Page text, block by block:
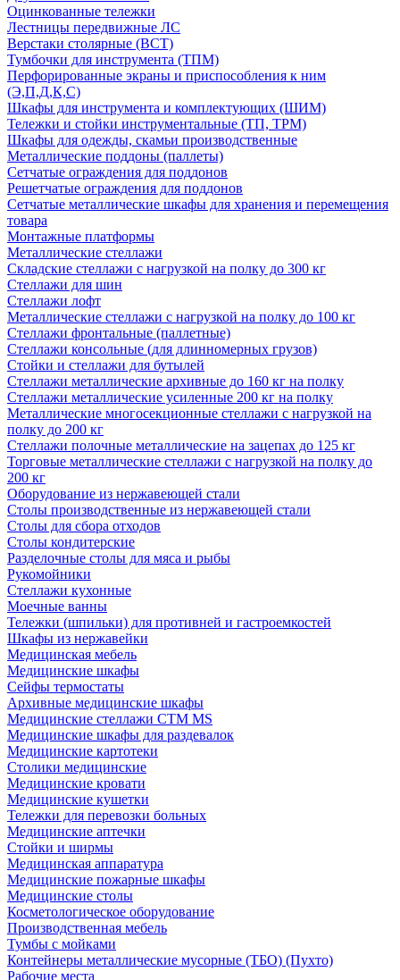
Оцинкованные тележки
Лестницы передвижные ЛС
Верстаки столярные (ВСТ)
Тумбочки для инструмента (ТПМ)
Перфорированные экраны и приспособления к ним
(Э,П,Д,К,С)
Шкафы для инструмента и комплектующих (ШИМ)
Тележки и стойки инструментальные (ТП, ТРМ)
Шкафы для одежды, скамьи производственные
Металлические поддоны (паллеты)
Сетчатые ограждения для поддонов
Решетчатые ограждения для поддонов
Сетчатые металлические шкафы для хранения и перемещения
товара
Монтажные платформы
Металлические стеллажи
Складские стеллажи с нагрузкой на полку до 300 кг
Стеллажи для шин
Стеллажи лофт
Металлические стеллажи с нагрузкой на полку до 100 кг
Стеллажи фронтальные (паллетные)
Стеллажи консольные (для длинномерных грузов)
Стойки и стеллажи для бутылей
Стеллажи металлические архивные до 160 кг на полку
Стеллажи металлические усиленные 200 кг на полку
Металлические многосекционные стеллажи с нагрузкой на
полку до 200 кг
Стеллажи полочные металлические на зацепах до 125 кг
Торговые металлические стеллажи с нагрузкой на полку до
200 кг
Оборудование из нержавеющей стали
Столы производственные из нержавеющей стали
Столы для сбора отходов
Столы кондитерские
Разделочные столы для мяса и рыбы
Рукомойники
Стеллажи кухонные
Моечные ванны
Тележки (шпильки) для противней и гастроемкостей
Шкафы из нержавейки
Медицинская мебель
Медицинские шкафы
Сейфы термостаты
Архивные медицинские шкафы
Медицинские стеллажи CTM MS
Медицинские шкафы для раздевалок
Медицинские картотеки
Столики медицинские
Медицинские кровати
Медицинские кушетки
Тележки для перевозки больных
Медицинские аптечки
Стойки и ширмы
Медицинская аппаратура
Медицинские пожарные шкафы
Медицинские столы
Косметологическое оборудование
Производственная мебель
Тумбы с мойками
Контейнеры металлические мусорные (ТБО) (Пухто)
Рабочие места